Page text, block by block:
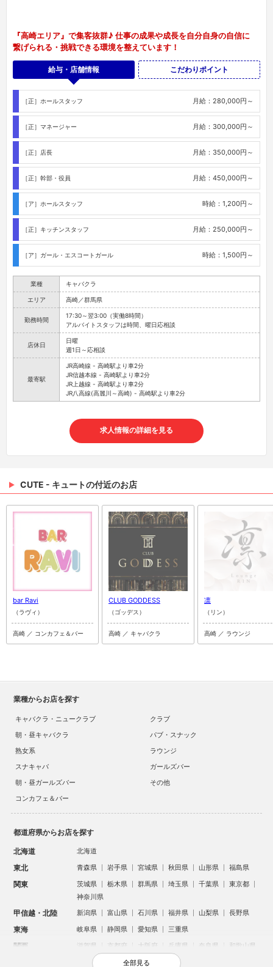
［正］幹部・役員
［ア］ホールスタッフ 時給：1,200円～
［正］キッチンスタッフ 月給：250,000円～
［ア］ガール・エスコートガール 時給：1,500円～
エリア 高崎／群馬県
17:30～翌3:00（実働8時間）
アルバイトスタッフは時間、曜日応相談
店休日
日曜
週1日～応相談
最寄駅
JR高崎線 - 高崎駅より車2分
JR上越線 - 高崎駅より車2分
JR八高線(高麗川～高崎) - 高崎駅より車2分
求人情報の詳細を見る
CUTE - キュートの付近のお店
（ラヴィ） （ゴッデス）
業種からお店を探す
キャバクラ・ニュークラブ
クラブ
朝・昼キャバクラ
パブ・スナック
熟女系
ラウンジ
スナキャバ
ガールズバー
朝・昼ガールズバー
その他
コンカフェ＆バー
都道府県からお店を探す
北海道 北海道
東北 青森県 岩手県 宮城県 秋田県 山形県 福島県
関東 茨城県 栃木県 群馬県 埼玉県 千葉県
東京都
神奈川県
甲信越・北陸 新潟県 富山県 石川県 福井県 山梨県 長野県
東海 岐阜県 静岡県 愛知県 三重県
関西 滋賀県 京都府 大阪府 兵庫県 奈良県 和歌山県
鳥取県 島根県 岡山県 広島県
全部見る